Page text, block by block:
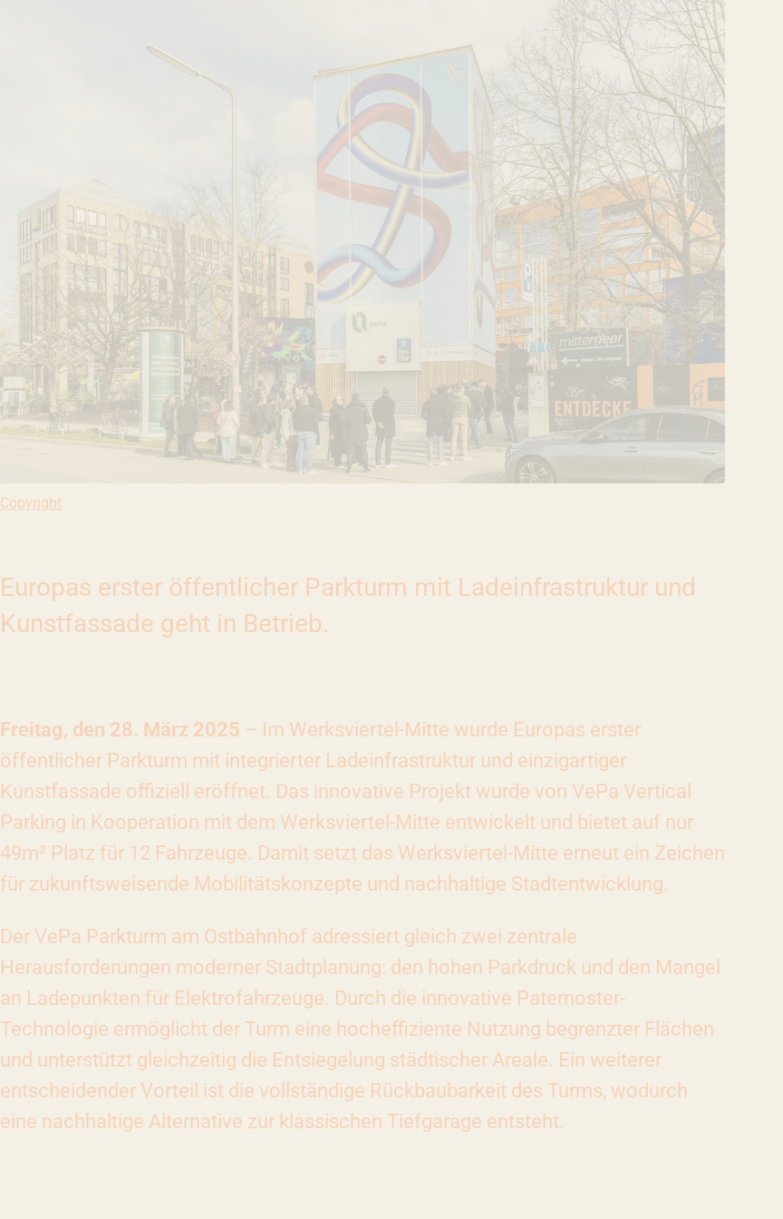
Copyright: URKERN, Ivana Bilz
Copyright
Europas erster öffentlicher Parkturm mit Ladeinfrastruktur und
Kunstfassade geht in Betrieb.
Freitag, den 28. März 2025 – Im Werksviertel-Mitte wurde Europas erster
öffentlicher Parkturm mit integrierter Ladeinfrastruktur und einzigartiger
Kunstfassade offiziell eröffnet. Das innovative Projekt wurde von VePa Vertical
Parking in Kooperation mit dem Werksviertel-Mitte entwickelt und bietet auf nur
49m² Platz für 12 Fahrzeuge. Damit setzt das Werksviertel-Mitte erneut ein Zeichen
für zukunftsweisende Mobilitätskonzepte und nachhaltige Stadtentwicklung.
Der VePa Parkturm am Ostbahnhof adressiert gleich zwei zentrale
Herausforderungen moderner Stadtplanung: den hohen Parkdruck und den Mangel
an Ladepunkten für Elektrofahrzeuge. Durch die innovative Paternoster-
Technologie ermöglicht der Turm eine hocheffiziente Nutzung begrenzter Flächen
und unterstützt gleichzeitig die Entsiegelung städtischer Areale. Ein weiterer
entscheidender Vorteil ist die vollständige Rückbaubarkeit des Turms, wodurch
eine nachhaltige Alternative zur klassischen Tiefgarage entsteht.